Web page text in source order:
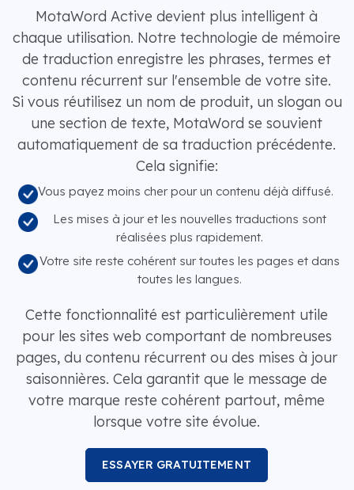
MotaWord Active devient plus intelligent à
chaque utilisation. Notre technologie de mémoire
de traduction enregistre les phrases, termes et
contenu récurrent sur l'ensemble de votre site.
Si vous réutilisez un nom de produit, un slogan ou
une section de texte, MotaWord se souvient
automatiquement de sa traduction précédente.
Cela signifie:
Vous payez moins cher pour un contenu déjà diffusé.
Les mises à jour et les nouvelles traductions sont
réalisées plus rapidement.
Votre site reste cohérent sur toutes les pages et dans
toutes les langues.
Cette fonctionnalité est particulièrement utile
pour les sites web comportant de nombreuses
pages, du contenu récurrent ou des mises à jour
saisonnières. Cela garantit que le message de
votre marque reste cohérent partout, même
lorsque votre site évolue.
ESSAYER GRATUITEMENT